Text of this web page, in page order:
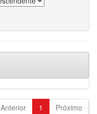
Anterior 1 Próximo